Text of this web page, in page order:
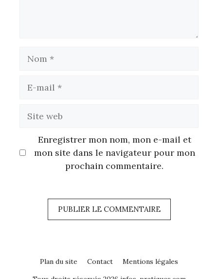
Enregistrer mon nom, mon e-mail et
mon site dans le navigateur pour mon
prochain commentaire.
Plan du site Contact
Mentions légales